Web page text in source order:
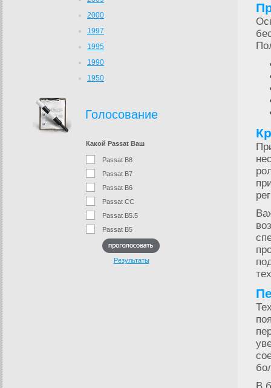
2000
1997
1995
1990
1950
Голосование
Какой Passat Ваш
Passat B8
Passat B7
Passat B6
Passat CC
Passat B5.5
Passat B5
Результаты